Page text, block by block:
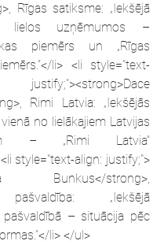
Rīgas satiksme: „Iekšējā
lielos uzņēmumos –
piemērs un „Rīgas
li> <li style="text-
Rimi Latvia: „Iekšējās
no lielākajiem Latvijas
– „Rimi Latvia”
style="text-align: justify;">
Bunkus</strong>,
„Iekšējā
pašvaldībā – situācija pēc
li> </ul>